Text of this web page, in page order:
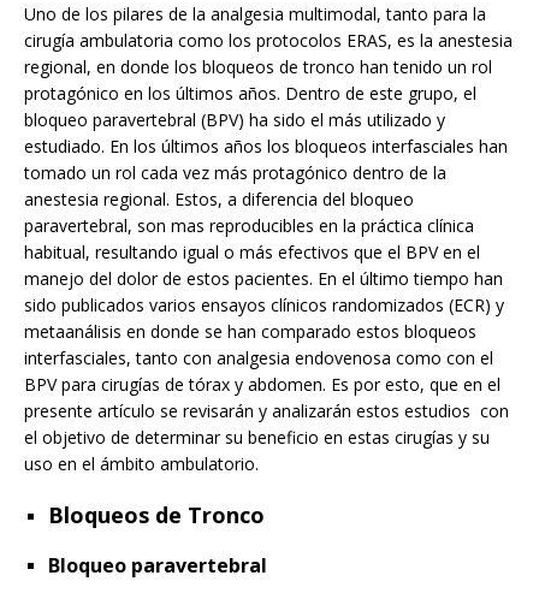
Uno de los pilares de la analgesia multimodal, tanto para la
cirugía ambulatoria como los protocolos ERAS, es la anestesia
regional, en donde los bloqueos de tronco han tenido un rol
protagónico en los últimos años. Dentro de este grupo, el
bloqueo paravertebral (BPV) ha sido el más utilizado y
estudiado. En los últimos años los bloqueos interfasciales han
tomado un rol cada vez más protagónico dentro de la
anestesia regional. Estos, a diferencia del bloqueo
paravertebral, son mas reproducibles en la práctica clínica
habitual, resultando igual o más efectivos que el BPV en el
manejo del dolor de estos pacientes. En el último tiempo han
sido publicados varios ensayos clínicos randomizados (ECR) y
metaanálisis en donde se han comparado estos bloqueos
interfasciales, tanto con analgesia endovenosa como con el
BPV para cirugías de tórax y abdomen. Es por esto, que en el
presente artículo se revisarán y analizarán estos estudios con
el objetivo de determinar su beneficio en estas cirugías y su
uso en el ámbito ambulatorio.
Bloqueos de Tronco
Bloqueo paravertebral